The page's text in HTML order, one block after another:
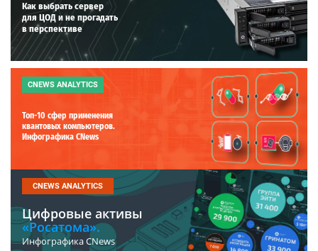
Как выбрать сервер
для ЦОД и не прогадать
в перспективе
CNEWS ANALYTICS
Топ-10 сфер применения
квантовых компьютеров.
Инфографика CNews
CNEWS ANALYTICS
Цифровые активы
«Росатома».
Инфографика CNews